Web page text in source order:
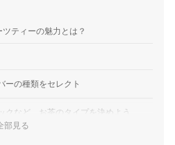
ティーの魅力とは？
ーの種類をセレクト
クなど、お茶のタイプを決めよう
部見る